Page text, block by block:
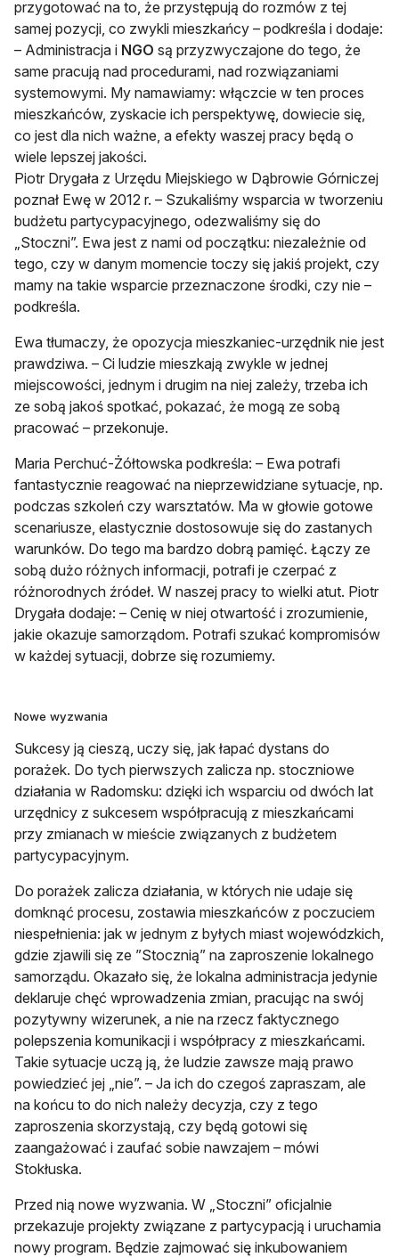
przygotować na to, że przystępują do rozmów z tej
samej pozycji, co zwykli mieszkańcy – podkreśla i dodaje:
– Administracja i NGO są przyzwyczajone do tego, że
same pracują nad procedurami, nad rozwiązaniami
systemowymi. My namawiamy: włączcie w ten proces
mieszkańców, zyskacie ich perspektywę, dowiecie się,
co jest dla nich ważne, a efekty waszej pracy będą o
wiele lepszej jakości.
Piotr Drygała z Urzędu Miejskiego w Dąbrowie Górniczej
poznał Ewę w 2012 r. – Szukaliśmy wsparcia w tworzeniu
budżetu partycypacyjnego, odezwaliśmy się do
„Stoczni”. Ewa jest z nami od początku: niezależnie od
tego, czy w danym momencie toczy się jakiś projekt, czy
mamy na takie wsparcie przeznaczone środki, czy nie –
podkreśla.
Ewa tłumaczy, że opozycja mieszkaniec-urzędnik nie jest
prawdziwa. – Ci ludzie mieszkają zwykle w jednej
miejscowości, jednym i drugim na niej zależy, trzeba ich
ze sobą jakoś spotkać, pokazać, że mogą ze sobą
pracować – przekonuje.
Maria Perchuć-Żółtowska podkreśla: – Ewa potrafi
fantastycznie reagować na nieprzewidziane sytuacje, np.
podczas szkoleń czy warsztatów. Ma w głowie gotowe
scenariusze, elastycznie dostosowuje się do zastanych
warunków. Do tego ma bardzo dobrą pamięć. Łączy ze
sobą dużo różnych informacji, potrafi je czerpać z
różnorodnych źródeł. W naszej pracy to wielki atut. Piotr
Drygała dodaje: – Cenię w niej otwartość i zrozumienie,
jakie okazuje samorządom. Potrafi szukać kompromisów
w każdej sytuacji, dobrze się rozumiemy.
Nowe wyzwania
Sukcesy ją cieszą, uczy się, jak łapać dystans do
porażek. Do tych pierwszych zalicza np. stoczniowe
działania w Radomsku: dzięki ich wsparciu od dwóch lat
urzędnicy z sukcesem współpracują z mieszkańcami
przy zmianach w mieście związanych z budżetem
partycypacyjnym.
Do porażek zalicza działania, w których nie udaje się
domknąć procesu, zostawia mieszkańców z poczuciem
niespełnienia: jak w jednym z byłych miast wojewódzkich,
gdzie zjawili się ze ”Stocznią” na zaproszenie lokalnego
samorządu. Okazało się, że lokalna administracja jedynie
deklaruje chęć wprowadzenia zmian, pracując na swój
pozytywny wizerunek, a nie na rzecz faktycznego
polepszenia komunikacji i współpracy z mieszkańcami.
Takie sytuacje uczą ją, że ludzie zawsze mają prawo
powiedzieć jej „nie”. – Ja ich do czegoś zapraszam, ale
na końcu to do nich należy decyzja, czy z tego
zaproszenia skorzystają, czy będą gotowi się
zaangażować i zaufać sobie nawzajem – mówi
Stokłuska.
Przed nią nowe wyzwania. W „Stoczni” oficjalnie
przekazuje projekty związane z partycypacją i uruchamia
nowy program. Będzie zajmować się inkubowaniem